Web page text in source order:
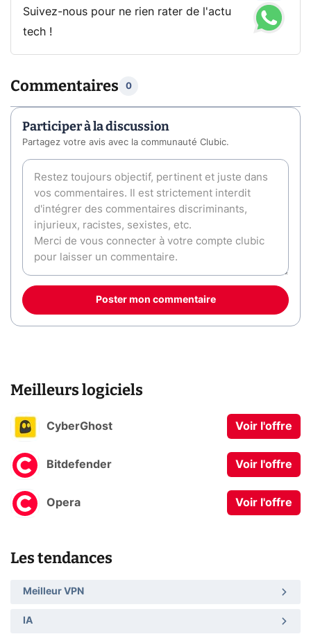
Suivez-nous pour ne rien rater de l'actu
tech !
Commentaires 0
Participer à la discussion
Partagez votre avis avec la communauté Clubic.
Poster mon commentaire
Meilleurs logiciels
CyberGhost Voir l'offre
Bitdefender Voir l'offre
Opera Voir l'offre
Les tendances
Meilleur VPN
IA